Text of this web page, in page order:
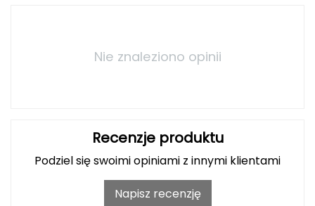
Giant Dragon
Nie znaleziono opinii
Recenzje produktu
Podziel się swoimi opiniami z innymi klientami
Napisz recenzję